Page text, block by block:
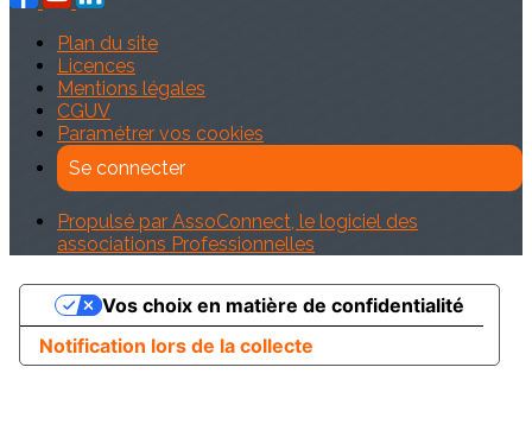
Plan du site
Licences
Mentions légales
CGUV
Paramétrer vos cookies
Se connecter
Propulsé par AssoConnect, le logiciel des
associations Professionnelles
Notification lors de la collecte
Vos choix en matière de confidentialité